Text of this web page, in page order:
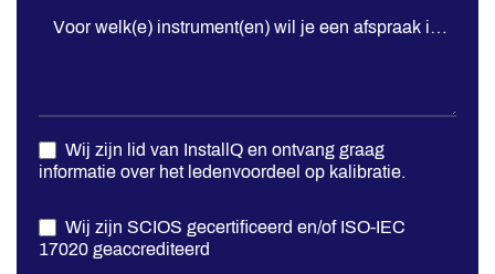
+1
Voor welk(e) instrument(en) wil je een afspraak
Wij zijn lid van InstallQ en ontvang graag
informatie over het ledenvoordeel op kalibratie.
Wij zijn SCIOS gecertificeerd en/of ISO-IEC
17020 geaccrediteerd